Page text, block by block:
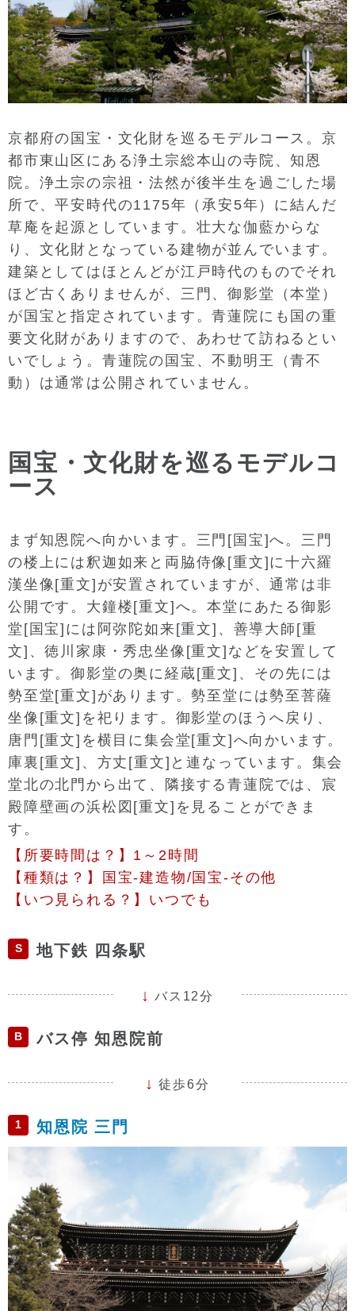
京都府の国宝・文化財を巡るモデルコース。京
都市東山区にある浄土宗総本山の寺院、知恩
院。浄土宗の宗祖・法然が後半生を過ごした場
所で、平安時代の1175年（承安5年）に結んだ
草庵を起源としています。壮大な伽藍からな
り、文化財となっている建物が並んでいます。
建築としてはほとんどが江戸時代のものでそれ
ほど古くありませんが、三門、御影堂（本堂）
が国宝と指定されています。青蓮院にも国の重
要文化財がありますので、あわせて訪ねるとい
いでしょう。青蓮院の国宝、不動明王（青不
動）は通常は公開されていません。
国宝・文化財を巡るモデルコ
ース
まず知恩院へ向かいます。三門[国宝]へ。三門
の楼上には釈迦如来と両脇侍像[重文]に十六羅
漢坐像[重文]が安置されていますが、通常は非
公開です。大鐘楼[重文]へ。本堂にあたる御影
堂[国宝]には阿弥陀如来[重文]、善導大師[重
文]、徳川家康・秀忠坐像[重文]などを安置して
います。御影堂の奥に経蔵[重文]、その先には
勢至堂[重文]があります。勢至堂には勢至菩薩
坐像[重文]を祀ります。御影堂のほうへ戻り、
唐門[重文]を横目に集会堂[重文]へ向かいます。
庫裏[重文]、方丈[重文]と連なっています。集会
堂北の北門から出て、隣接する青蓮院では、宸
殿障壁画の浜松図[重文]を見ることができま
す。
【所要時間は？】1～2時間
【種類は？】国宝-建造物/国宝-その他
【いつ見られる？】いつでも
S 地下鉄 四条駅
バス12分
B バス停 知恩院前
徒歩6分
1 知恩院 三門